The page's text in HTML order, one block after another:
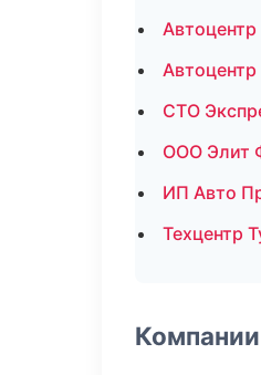
СТО
ООО Элит
ИП Авто
Техцентр